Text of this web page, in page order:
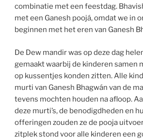
combinatie met een feestdag.
met een Ganesh poojá, omdat we in
beginnen met het eren van Ganesh
De Dew mandir was op deze dag
gemaakt waarbij de kinderen samen
op kussentjes konden zitten. Alle
murti van Ganesh Bhagwán van de
tevens mochten houden na afloop.
deze murti’s, de benodigdheden en
offeringen zouden ze de pooja
zitplek stond voor alle kinderen een